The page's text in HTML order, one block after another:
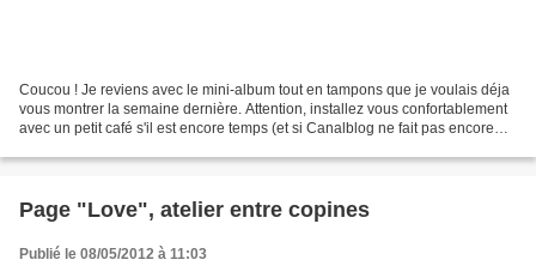
Coucou ! Je reviens avec le mini-album tout en tampons que je voulais déja
vous montrer la semaine dernière. Attention, installez vous confortablement
avec un petit café s'il est encore temps (et si Canalblog ne fait pas encore
Page "Love", atelier entre copines
Publié le 08/05/2012 à 11:03